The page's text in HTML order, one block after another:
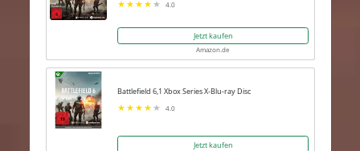
4.0
Jetzt kaufen
Amazon.de
Battlefield 6,1 Xbox Series X-Blu-ray Disc
4.0
Jetzt kaufen